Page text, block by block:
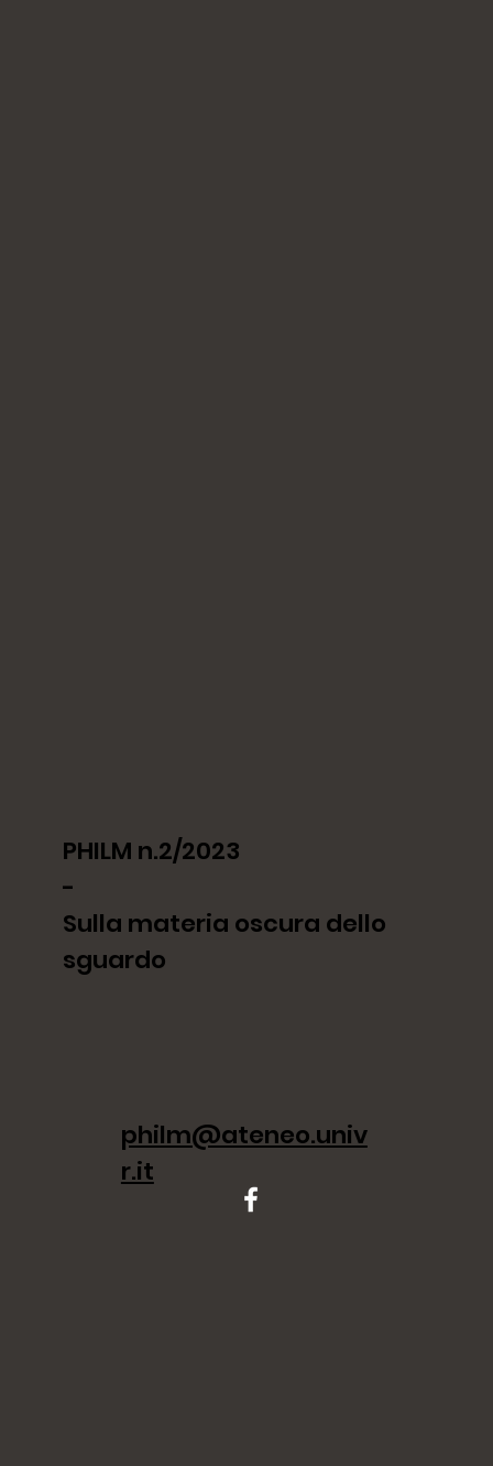
PHILM n.2/2023
-
Sulla materia oscura dello
sguardo
philm@ateneo.univ
r.it